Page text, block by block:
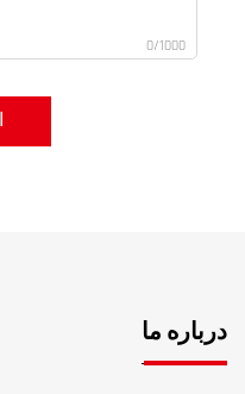
0/1000
درباره ما